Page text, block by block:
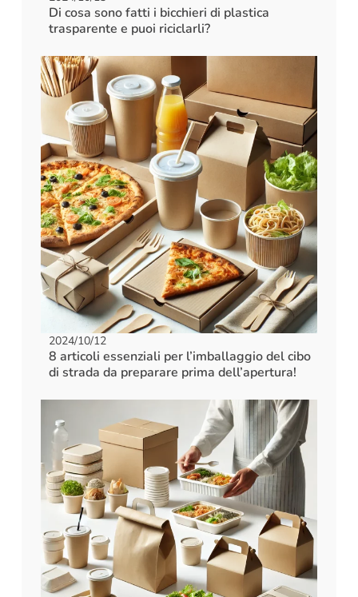
Di cosa sono fatti i bicchieri di plastica
trasparente e puoi riciclarli?
2024/10/12
8 articoli essenziali per l’imballaggio del cibo
di strada da preparare prima dell’apertura!